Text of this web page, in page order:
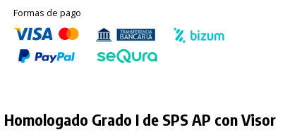
Formas de pago
Grado I de SPS AP con Visor